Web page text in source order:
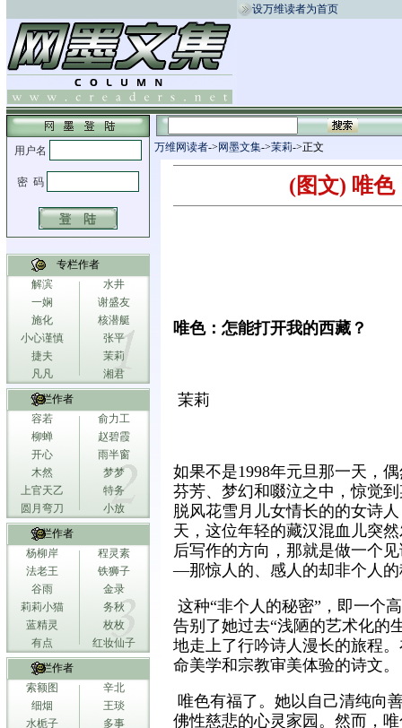
设万维读者为首页
专栏作者
解滨
水井
一娴
谢盛友
施化
核潜艇
小心谨慎
张平
捷夫
茉莉
凡凡
湘君
专栏作者
容若
俞力工
柳蝉
赵碧霞
开心
雨半窗
木然
梦梦
上官天乙
特务
圆月弯刀
小放
专栏作者
杨柳岸
程灵素
法老王
铁狮子
谷雨
金录
莉莉小猫
务秋
蓝精灵
枚枚
有点
红妆仙子
专栏作者
索额图
辛北
细烟
王琰
水栀子
多事
万维网读者-> 网墨文集->茉莉->正文
(图文) 唯
唯色：怎能打开我的西藏？
茉莉
如果不是1998年元旦那一天，
芬芳、梦幻和啜泣之中，惊觉
脱风花雪月儿女情长的的女诗
天，这位年轻的藏汉混血儿突
后写作的方向，那就是做一个
—那惊人的、感人的却非个人的
这种“非个人的秘密”，即一个
告别了她过去“浅陋的艺术化的
地走上了行吟诗人漫长的旅程
命美学和宗教审美体验的诗文。
唯色有福了。她以自己清纯向
佛性慈悲的心灵家园。然而，